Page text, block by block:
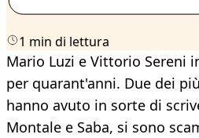
1 min di lettura
Mario Luzi e Vittorio Sereni
per quarant'anni. Due dei
hanno avuto in sorte di
Montale e Saba, si sono